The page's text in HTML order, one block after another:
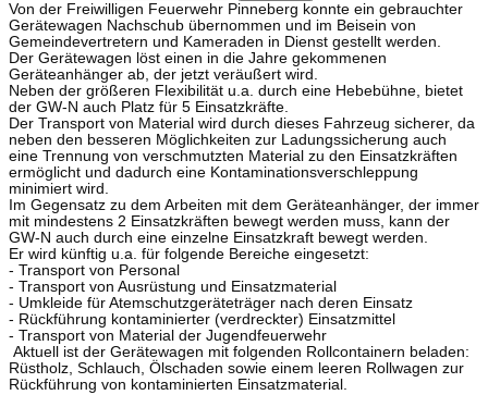
Von der Freiwilligen Feuerwehr Pinneberg konnte ein gebrauchter
Gerätewagen Nachschub übernommen und im Beisein von
Gemeindevertretern und Kameraden in Dienst gestellt werden.
Der Gerätewagen löst einen in die Jahre gekommenen
Geräteanhänger ab, der jetzt veräußert wird.
Neben der größeren Flexibilität u.a. durch eine Hebebühne, bietet
der GW-N auch Platz für 5 Einsatzkräfte.
Der Transport von Material wird durch dieses Fahrzeug sicherer, da
neben den besseren Möglichkeiten zur Ladungssicherung auch
eine Trennung von verschmutzten Material zu den Einsatzkräften
ermöglicht und dadurch eine Kontaminationsverschleppung
minimiert wird.
Im Gegensatz zu dem Arbeiten mit dem Geräteanhänger, der immer
mit mindestens 2 Einsatzkräften bewegt werden muss, kann der
GW-N auch durch eine einzelne Einsatzkraft bewegt werden.
Er wird künftig u.a. für folgende Bereiche eingesetzt:
- Transport von Personal
- Transport von Ausrüstung und Einsatzmaterial
- Umkleide für Atemschutzgeräteträger nach deren Einsatz
- Rückführung kontaminierter (verdreckter) Einsatzmittel
- Transport von Material der Jugendfeuerwehr
Aktuell ist der Gerätewagen mit folgenden Rollcontainern beladen:
Rüstholz, Schlauch, Ölschaden sowie einem leeren Rollwagen zur
Rückführung von kontaminierten Einsatzmaterial.